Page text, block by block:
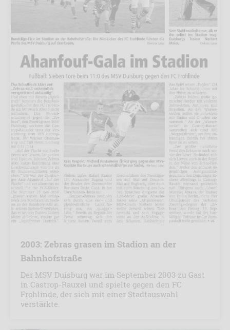
2003: Zebras grasen im Stadion an der
Bahnhofstraße
Der MSV Duisburg war im September 2003 zu Gast
in Castrop-Rauxel und spielte gegen den FC
Frohlinde, der sich mit einer Stadtauswahl
verstärkte.